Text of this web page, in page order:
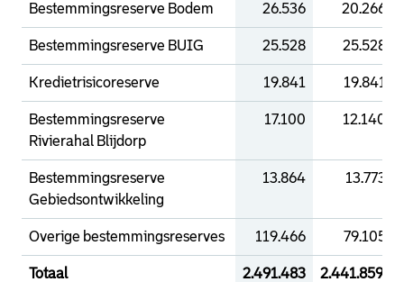
Bestemmingsreserve Bodem 26.536 20.266
Bestemmingsreserve BUIG 25.528 25.528
Kredietrisicoreserve 19.841 19.841
Bestemmingsreserve
Rivierahal Blijdorp
17.100 12.140
Bestemmingsreserve
Gebiedsontwikkeling
13.864 13.773
Overige bestemmingsreserves 119.466 79.105
Totaal 2.491.483 2.441.859